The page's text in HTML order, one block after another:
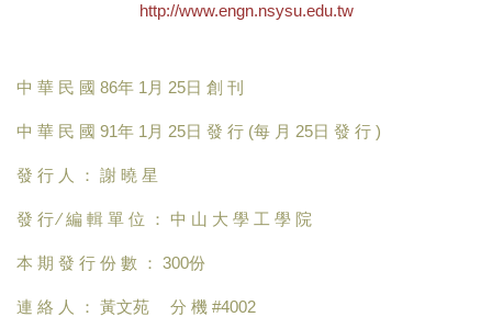
http://www.engn.nsysu.edu.tw
中 華 民 國 86年 1月 25日 創 刊
中 華 民 國 91年 1月 25日 發 行 (每 月 25日 發 行 )
發 行 人 ： 謝 曉 星
發 行 ∕ 編 輯 單 位 ： 中 山 大 學 工 學 院
本 期 發 行 份 數 ： 300份
連 絡 人 ： 黃文苑 分 機 #4002